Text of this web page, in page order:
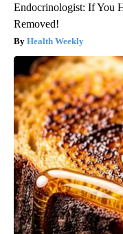
Endocrinologist: If You
Removed!
Health Weekly